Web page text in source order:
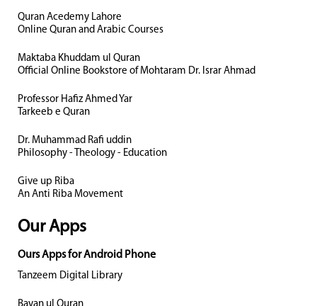
Quran Acedemy Lahore
Online Quran and Arabic Courses
Maktaba Khuddam ul Quran
Official Online Bookstore of Mohtaram Dr. Israr Ahmad
Professor Hafiz Ahmed Yar
Tarkeeb e Quran
Dr. Muhammad Rafi uddin
Philosophy - Theology - Education
Give up Riba
An Anti Riba Movement
Our Apps
Ours Apps for Android Phone
Tanzeem Digital Library